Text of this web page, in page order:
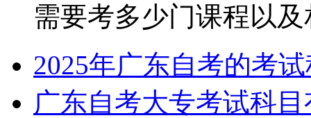
需要考多少门课程以及
2025年广东自考的考
广东自考大专考试科